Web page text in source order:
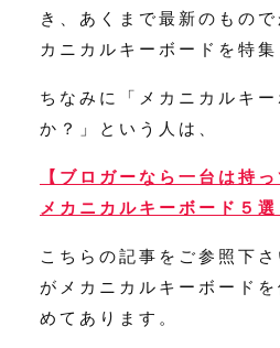
き、あくまで最新のもの
カニカルキーボードを特集
ちなみに「メカニカルキ
か？」という人は、
【ブロガーなら一台は持
メカニカルキーボード５選
こちらの記事をご参照下
がメカニカルキーボード
めてあります。